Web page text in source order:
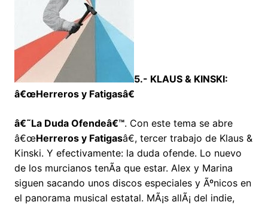
5.- KLAUS & KINSKI:
â€œHerreros y Fatigasâ€
â€˜La Duda Ofendeâ€™. Con este tema se abre
â€œHerreros y Fatigasâ€, tercer trabajo de Klaus &
Kinski. Y efectivamente: la duda ofende. Lo nuevo
de los murcianos tenÃ­a que estar. Alex y Marina
siguen sacando unos discos especiales y Ãºnicos en
el panorama musical estatal. MÃ¡s allÃ¡ del indie,